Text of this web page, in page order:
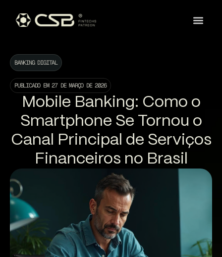
BANKING DIGITAL
PUBLICADO EM 27 DE MARÇO DE 2026
Mobile Banking: Como o
Smartphone Se Tornou o
Canal Principal de Serviços
Financeiros no Brasil